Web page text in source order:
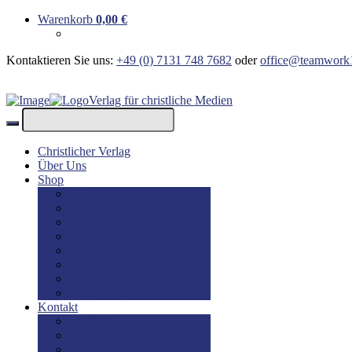
Warenkorb 0,00 €
Kontaktieren Sie uns: +49 (0) 7131 748 7682 oder
Verlag für christliche Medien
Christlicher Verlag
Über Uns
Shop
Kontakt